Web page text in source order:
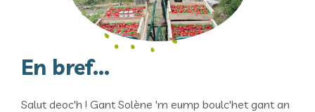
En bref...
Salut deoc'h ! Gant Solène 'm eump boulc'het gant an